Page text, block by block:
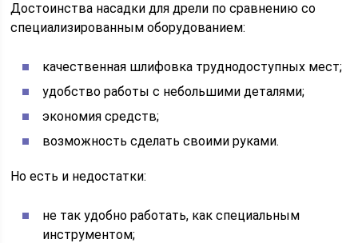
Достоинства насадки для дрели по сравнению со
специализированным оборудованием:
качественная шлифовка труднодоступных мест;
удобство работы с небольшими деталями;
экономия средств;
возможность сделать своими руками.
Но есть и недостатки:
не так удобно работать, как специальным
инструментом;